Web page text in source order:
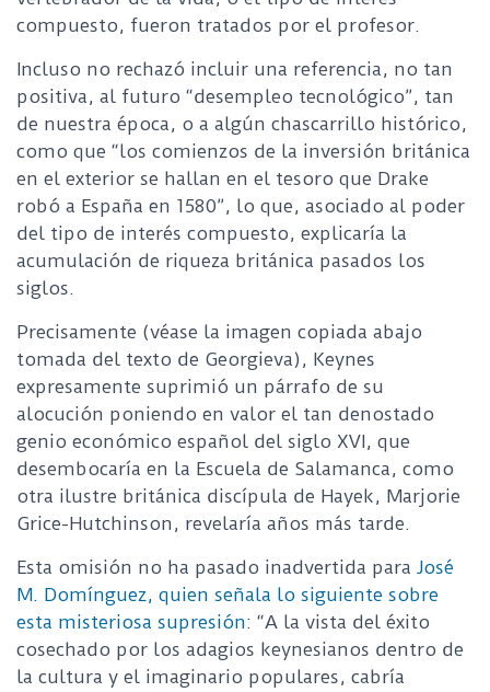
compuesto, fueron tratados por el profesor.
Incluso no rechazó incluir una referencia, no tan
positiva, al futuro “desempleo tecnológico”, tan
de nuestra época, o a algún chascarrillo histórico,
como que “los comienzos de la inversión británica
en el exterior se hallan en el tesoro que Drake
robó a España en 1580”, lo que, asociado al poder
del tipo de interés compuesto, explicaría la
acumulación de riqueza británica pasados los
siglos.
Precisamente (véase la imagen copiada abajo
tomada del texto de Georgieva), Keynes
expresamente suprimió un párrafo de su
alocución poniendo en valor el tan denostado
genio económico español del siglo XVI, que
desembocaría en la Escuela de Salamanca, como
otra ilustre británica discípula de Hayek, Marjorie
Grice-Hutchinson, revelaría años más tarde.
Esta omisión no ha pasado inadvertida para José
M. Domínguez, quien señala lo siguiente sobre
esta misteriosa supresión: “A la vista del éxito
cosechado por los adagios keynesianos dentro de
la cultura y el imaginario populares, cabría